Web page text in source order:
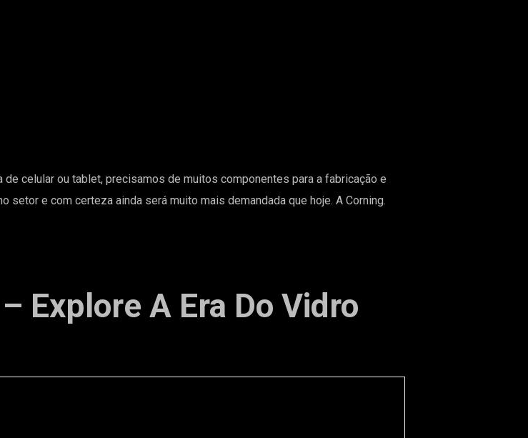
celular ou tablet, precisamos de muitos componentes para a fabricação e
setor e com certeza ainda será muito mais demandada que hoje. A Corning.
Explore A Era Do Vidro